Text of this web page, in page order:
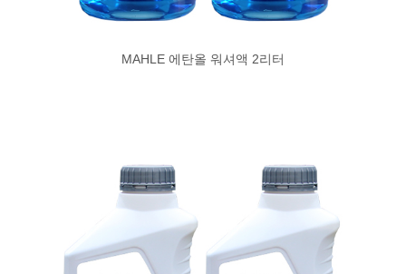
MAHLE 에탄올 워셔액 2리터